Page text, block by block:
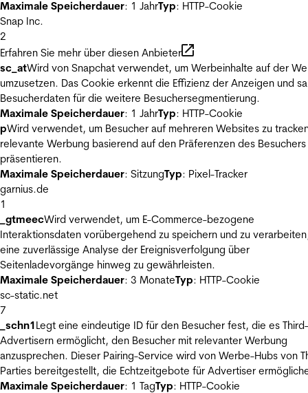
Maximale Speicherdauer: 1 JahrTyp: HTTP-Cookie
Snap Inc.
2
Erfahren Sie mehr über diesen Anbieter
sc_atWird von Snapchat verwendet, um Werbeinhalte auf der
umzusetzen. Das Cookie erkennt die Effizienz der Anzeigen und
Besucherdaten für die weitere Besuchersegmentierung.
Maximale Speicherdauer: 1 JahrTyp: HTTP-Cookie
pWird verwendet, um Besucher auf mehreren Websites zu
relevante Werbung basierend auf den Präferenzen des Besuchers
präsentieren.
Maximale Speicherdauer: SitzungTyp: Pixel-Tracker
garnius.de
1
_gtmeecWird verwendet, um E-Commerce-bezogene
Interaktionsdaten vorübergehend zu speichern und zu
eine zuverlässige Analyse der Ereignisverfolgung über
Seitenladevorgänge hinweg zu gewährleisten.
Maximale Speicherdauer: 3 MonateTyp: HTTP-Cookie
sc-static.net
7
_schn1Legt eine eindeutige ID für den Besucher fest, die es
Advertisern ermöglicht, den Besucher mit relevanter Werbung
anzusprechen. Dieser Pairing-Service wird von Werbe-Hubs von
Parties bereitgestellt, die Echtzeitgebote für Advertiser
Maximale Speicherdauer: 1 TagTyp: HTTP-Cookie